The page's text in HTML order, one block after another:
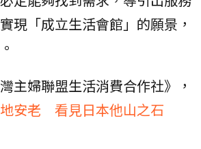
現「成立生活會館」的願景，
主婦聯盟生活消費合作社》，
安老 看見日本他山之石